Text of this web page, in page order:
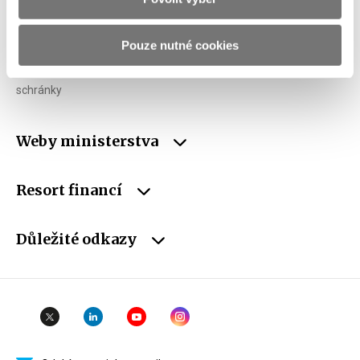
Pouze nutné cookies
CZ00006947
schránky
Weby ministerstva
Resort financí
Důležité odkazy